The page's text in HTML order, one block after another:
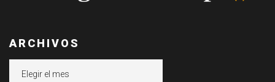
ARCHIVOS